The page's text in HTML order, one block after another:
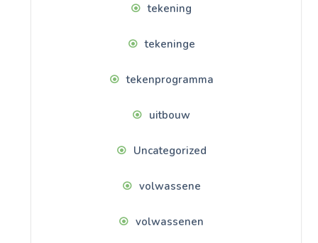
tekening
tekeninge
tekenprogramma
uitbouw
Uncategorized
volwassene
volwassenen